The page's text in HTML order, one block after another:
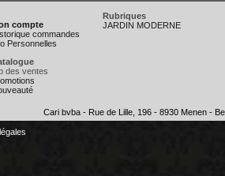
compte
commandes
Personnelles
des ventes
Rubriques
JARDIN MODERNE
Cari bvba - Rue de Lille, 196 - 8930 Menen -